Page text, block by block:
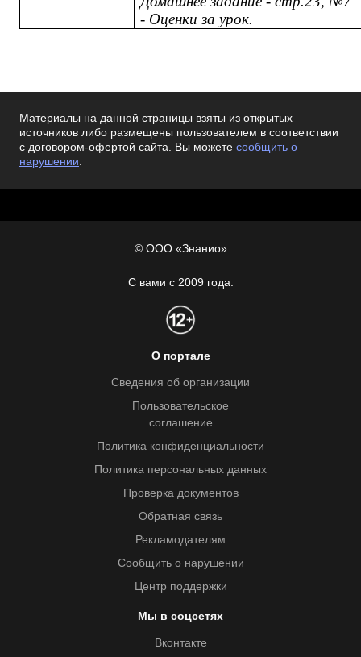
- Оценки за урок.
Материалы на данной страницы взяты из открытых
источников либо размещены пользователем в соответствии
с договором-офертой сайта. Вы можете сообщить о
нарушении.
© ООО «Знанио»
С вами с 2009 года.
О портале
Сведения об организации
Пользовательское
соглашение
Политика конфиденциальности
Политика персональных данных
Проверка документов
Обратная связь
Рекламодателям
Сообщить о нарушении
Центр поддержки
Мы в соцсетях
Вконтакте